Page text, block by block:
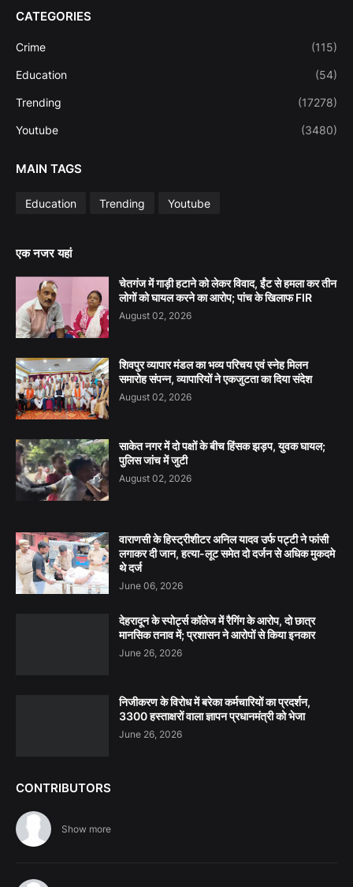
CATEGORIES
Crime (115)
Education (54)
Trending (17278)
Youtube (3480)
MAIN TAGS
Education Trending Youtube
एक नजर यहां
चेतगंज में गाड़ी हटाने को लेकर विवाद, ईंट से हमला कर तीन
लोगों को घायल करने का आरोप; पांच के खिलाफ FIR
August 02, 2026
शिवपुर व्यापार मंडल का भव्य परिचय एवं स्नेह मिलन
समारोह संपन्न, व्यापारियों ने एकजुटता का दिया संदेश
August 02, 2026
साकेत नगर में दो पक्षों के बीच हिंसक झड़प, युवक घायल;
पुलिस जांच में जुटी
August 02, 2026
वाराणसी के हिस्ट्रीशीटर अनिल यादव उर्फ पट्टी ने फांसी
लगाकर दी जान, हत्या-लूट समेत दो दर्जन से अधिक मुकदमे
थे दर्ज
June 06, 2026
देहरादून के स्पोर्ट्स कॉलेज में रैगिंग के आरोप, दो छात्र
मानसिक तनाव में; प्रशासन ने आरोपों से किया इनकार
June 26, 2026
निजीकरण के विरोध में बरेका कर्मचारियों का प्रदर्शन,
3300 हस्ताक्षरों वाला ज्ञापन प्रधानमंत्री को भेजा
June 26, 2026
CONTRIBUTORS
Show more